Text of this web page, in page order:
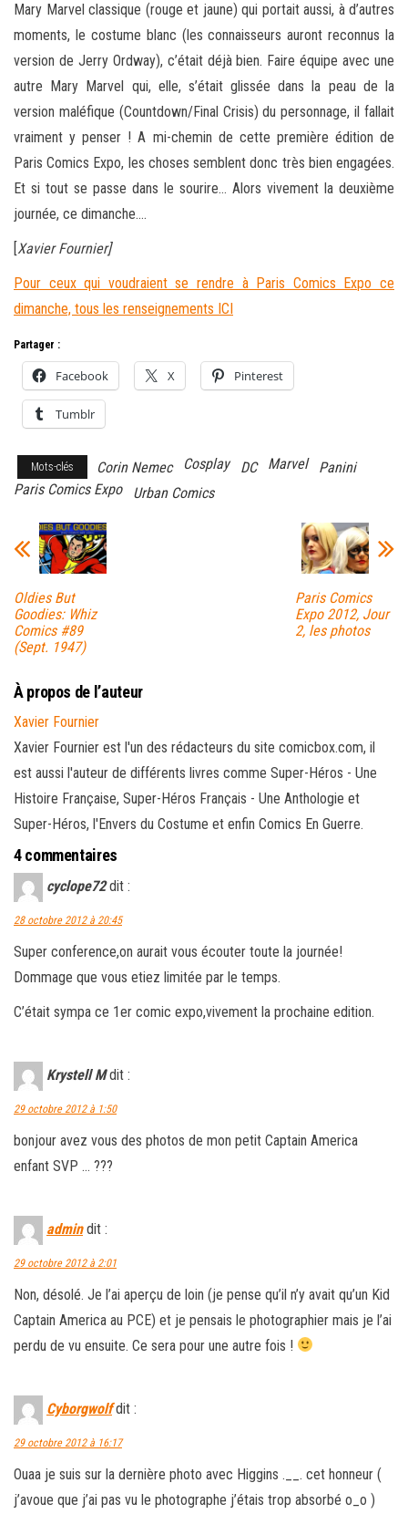
Mary Marvel classique (rouge et jaune) qui portait aussi, à d’autres
moments, le costume blanc (les connaisseurs auront reconnus la
version de Jerry Ordway), c’était déjà bien. Faire équipe avec une
autre Mary Marvel qui, elle, s’était glissée dans la peau de la
version maléfique (Countdown/Final Crisis) du personnage, il fallait
vraiment y penser ! A mi-chemin de cette première édition de
Paris Comics Expo, les choses semblent donc très bien engagées.
Et si tout se passe dans le sourire… Alors vivement la deuxième
journée, ce dimanche….
[Xavier Fournier]
Pour ceux qui voudraient se rendre à Paris Comics Expo ce
dimanche, tous les renseignements ICI
Partager :
Facebook X Pinterest
Tumblr
Mots-clés Corin Nemec Cosplay DC Marvel
Panini
Paris Comics Expo
Urban Comics
Oldies But
Goodies: Whiz
Comics #89
(Sept. 1947)
Paris Comics
Expo 2012, Jour
2, les photos
À propos de l’auteur
Xavier Fournier
Xavier Fournier est l'un des rédacteurs du site comicbox.com, il
est aussi l'auteur de différents livres comme Super-Héros - Une
Histoire Française, Super-Héros Français - Une Anthologie et
Super-Héros, l'Envers du Costume et enfin Comics En Guerre.
4 commentaires
cyclope72 dit :
28 octobre 2012 à 20:45
Super conference,on aurait vous écouter toute la journée!
Dommage que vous etiez limitée par le temps.
C’était sympa ce 1er comic expo,vivement la prochaine edition.
Krystell M dit :
29 octobre 2012 à 1:50
bonjour avez vous des photos de mon petit Captain America
enfant SVP … ???
admin dit :
29 octobre 2012 à 2:01
Non, désolé. Je l’ai aperçu de loin (je pense qu’il n’y avait qu’un Kid
Captain America au PCE) et je pensais le photographier mais je l’ai
perdu de vu ensuite. Ce sera pour une autre fois !
Cyborgwolf dit :
29 octobre 2012 à 16:17
Ouaa je suis sur la dernière photo avec Higgins .__. cet honneur (
j’avoue que j’ai pas vu le photographe j’étais trop absorbé o_o )